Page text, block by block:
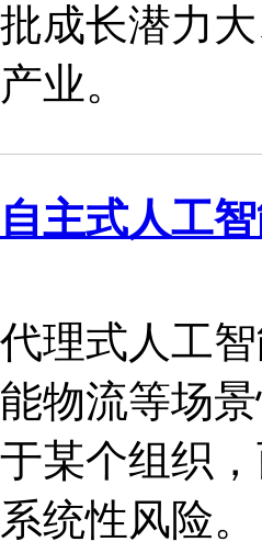
成长潜力
业。
主式人工
理式人工
物流等场
某个组织
统性风险。